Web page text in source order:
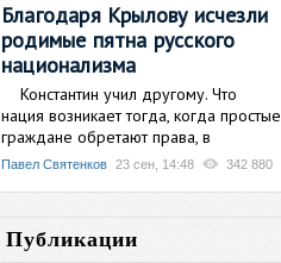
Благодаря Крылову исчезли
родимые пятна русского
национализма
Константин учил другому. Что
нация возникает тогда, когда простые
граждане обретают права, в
Павел Святенков 23 сен, 14:48 342 880
Публикации